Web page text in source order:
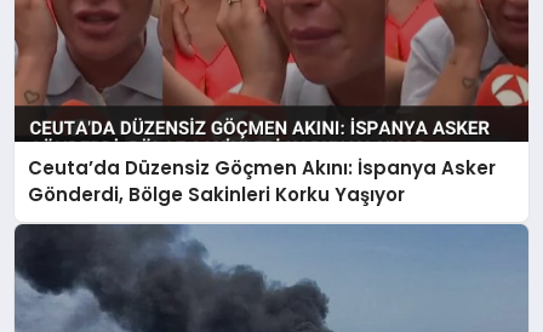
Ceuta’da Düzensiz Göçmen Akını: İspanya Asker
Gönderdi, Bölge Sakinleri Korku Yaşıyor